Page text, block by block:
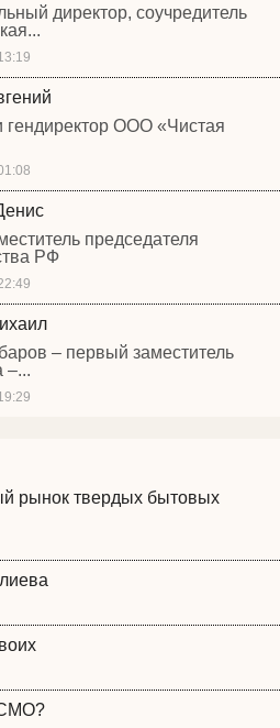
директор, соучредитель
гендиректор ООО «Чистая
председателя
РФ
– первый заместитель
–...
рынок твердых бытовых